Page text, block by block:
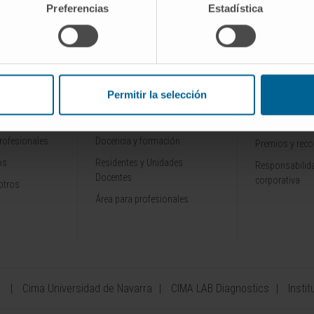
Preferencias Estadística
Permitir la selección
INVESTIGACIÓN Y
DOCENCIA
Ensayos clínicos
Docencia y formación
Residentes y Unidades
Docentes
Área para profesionales
Premios y
corporativa
Cima Universidad de Navarra CIMA LAB Diagnostics